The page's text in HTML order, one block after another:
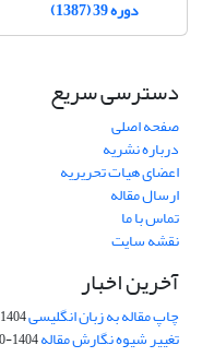
دوره 39 (1387)
دسترسی سریع
صفحه اصلی
درباره نشریه
اعضای هیات تحریریه
ارسال مقاله
تماس با ما
نقشه سایت
آخرین اخبار
چاپ مقاله به زبان انگلیسی1404-11-26
تغییر شیوه نگارش مقاله1404-10-01